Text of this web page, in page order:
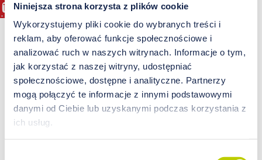
Niniejsza strona korzysta z plików cookie
Wykorzystujemy pliki cookie do wybranych treści i
reklam, aby oferować funkcje społecznościowe i
analizować ruch w naszych witrynach. Informacje o tym,
jak korzystać z naszej witryny, udostępniać
społecznościowe, dostępne i analityczne. Partnerzy
mogą połączyć te informacje z innymi podstawowymi
danymi od Ciebie lub uzyskanymi podczas korzystania z
ich usług.
Jakie zatem suplementy diety